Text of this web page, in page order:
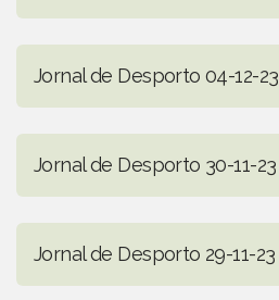
Jornal de Desporto 04-12-23
Jornal de Desporto 30-11-23
Jornal de Desporto 29-11-23